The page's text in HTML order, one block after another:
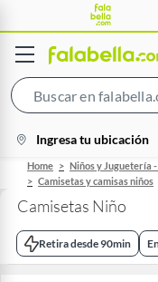
location-
icon
Ingresa tu ubicación
Home Niños y Juguetería
Camisetas y camisas niños
Camisetas Niño
Retira desde 90min